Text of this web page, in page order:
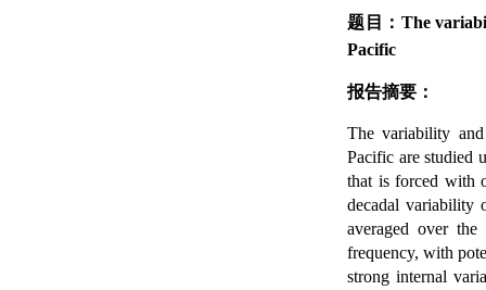
题目： The
Pacific
报告摘要：
The variability
Pacific are studied
that is forced with
decadal variability
averaged over
frequency, with
strong internal